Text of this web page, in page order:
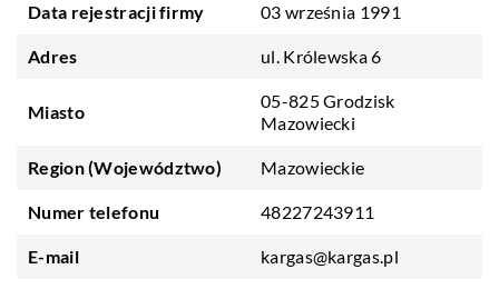
Data rejestracji firmy 03 września 1991
Adres ul. Królewska 6
Miasto
05-825 Grodzisk
Mazowiecki
Region (Województwo) Mazowieckie
Numer telefonu 48227243911
E-mail kargas@kargas.pl